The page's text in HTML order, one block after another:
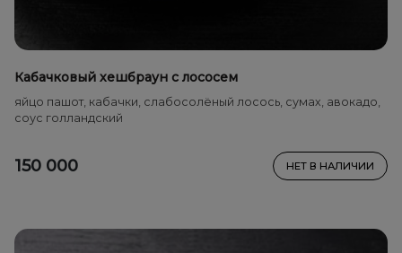
Кабачковый хешбраун с лососем
яйцо пашот, кабачки, слабосолёный лосось, сумах, авокадо,
соус голландский
150 000 НЕТ В НАЛИЧИИ